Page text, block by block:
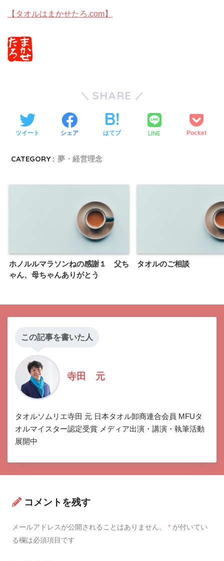
【タオルはまかせたろ.com】
SHARE
ツイート シェア はてブ LINE Pocket
CATEGORY : 夢・経営理念
ホノルルマラソンねの感謝１ 父ち
ゃん、母ちゃんありがとう
タオルのご相談
この記事を書いた人
寺田 元
タオルソムリエ寺田 元 日本タオル卸商連合会員 MFUタ
オルマイスター認定受賞 メディア出演・講演・執筆活動
展開中
コメントを残す
メールアドレスが公開されることはありません。 * が付いてい
る欄は必須項目です